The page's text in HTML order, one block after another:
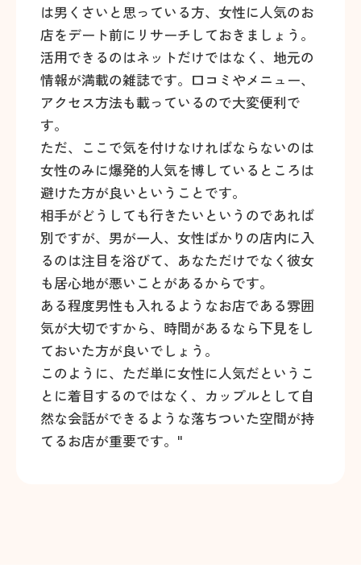
は男くさいと思っている方、女性に人気のお
店をデート前にリサーチしておきましょう。
活用できるのはネットだけではなく、地元の
情報が満載の雑誌です。口コミやメニュー、
アクセス方法も載っているので大変便利で
す。
ただ、ここで気を付けなければならないのは
女性のみに爆発的人気を博しているところは
避けた方が良いということです。
相手がどうしても行きたいというのであれば
別ですが、男が一人、女性ばかりの店内に入
るのは注目を浴びて、あなただけでなく彼女
も居心地が悪いことがあるからです。
ある程度男性も入れるようなお店である雰囲
気が大切ですから、時間があるなら下見をし
ておいた方が良いでしょう。
このように、ただ単に女性に人気だというこ
とに着目するのではなく、カップルとして自
然な会話ができるような落ちついた空間が持
てるお店が重要です。"